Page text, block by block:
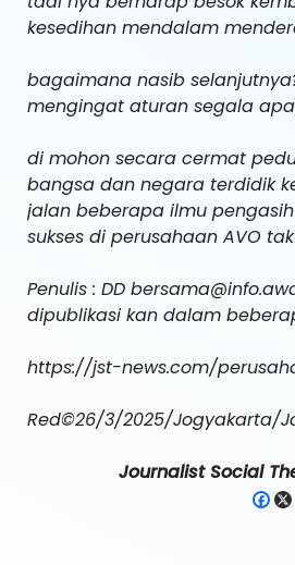
kesedihan mendalam
bagaimana nasib
mengingat aturan segala
di mohon secara cermat
bangsa dan negara terdidik
jalan beberapa ilmu
sukses di perusahaan AVO
Penulis : DD
dipublikasi kan dalam
https://jst-news.com/
Red©26/3/2025/Jogyakarta/
Journalist Social